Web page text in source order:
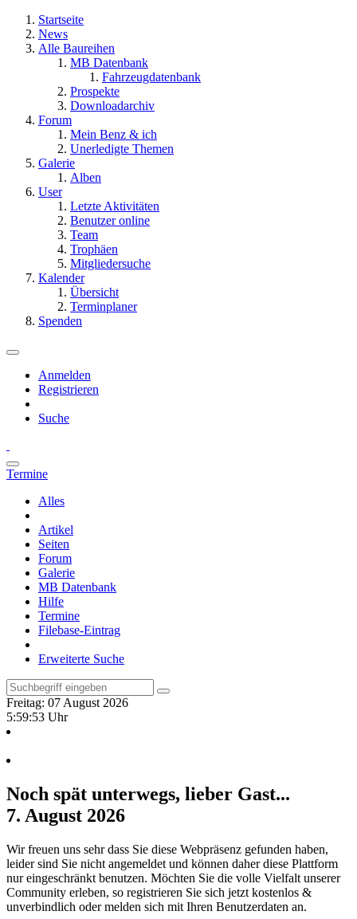
Startseite
News
Alle Baureihen
MB Datenbank
Fahrzeugdatenbank
Prospekte
Downloadarchiv
Forum
Mein Benz & ich
Unerledigte Themen
Galerie
Alben
User
Letzte Aktivitäten
Benutzer online
Team
Trophäen
Mitgliedersuche
Kalender
Übersicht
Terminplaner
Spenden
Anmelden
Registrieren
Suche
Termine
Alles
Artikel
Seiten
Forum
Galerie
MB Datenbank
Hilfe
Termine
Filebase-Eintrag
Erweiterte Suche
Freitag: 07 August 2026
5:59:53 Uhr
Noch spät unterwegs, lieber Gast...
7. August 2026
Wir freuen uns sehr dass Sie diese Webpräsenz gefunden haben,
leider sind Sie nicht angemeldet und können daher diese Plattform
nur eingeschränkt benutzen. Möchten Sie die volle Vielfalt unserer
Community erleben, so registrieren Sie sich jetzt kostenlos &
unverbindlich oder melden sich mit Ihren Benutzerdaten an.